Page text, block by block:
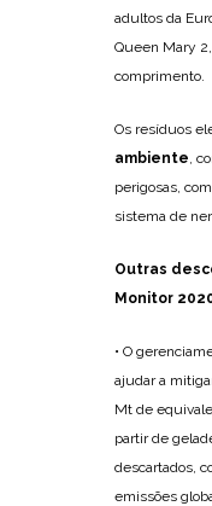
adultos da
Queen Mary
comprimento.
Os resíduos
ambiente,
perigosas,
sistema de
Outras
Monitor
• O
ajudar a
Mt de
partir de
descartados,
emissões